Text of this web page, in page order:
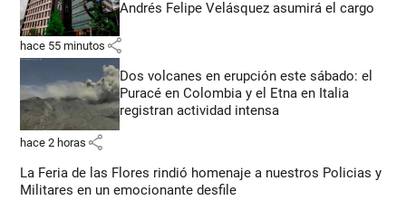
Andrés Felipe Velásquez asumirá el cargo
hace 55 minutos share
Dos volcanes en erupción este sábado: el
Puracé en Colombia y el Etna en Italia
registran actividad intensa
hace 2 horas share
La Feria de las Flores rindió homenaje a nuestros Policias y
Militares en un emocionante desfile